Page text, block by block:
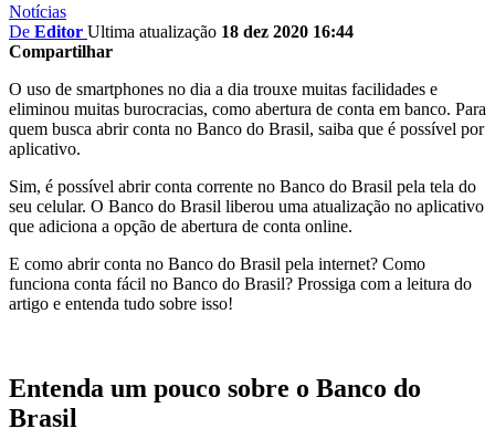
Notícias
De Editor Ultima atualização 18 dez 2020 16:44
Compartilhar
O uso de smartphones no dia a dia trouxe muitas facilidades e
eliminou muitas burocracias, como abertura de conta em banco. Para
quem busca abrir conta no Banco do Brasil, saiba que é possível por
aplicativo.
Sim, é possível abrir conta corrente no Banco do Brasil pela tela do
seu celular. O Banco do Brasil liberou uma atualização no aplicativo
que adiciona a opção de abertura de conta online.
E como abrir conta no Banco do Brasil pela internet? Como
funciona conta fácil no Banco do Brasil? Prossiga com a leitura do
artigo e entenda tudo sobre isso!
Entenda um pouco sobre o Banco do
Brasil